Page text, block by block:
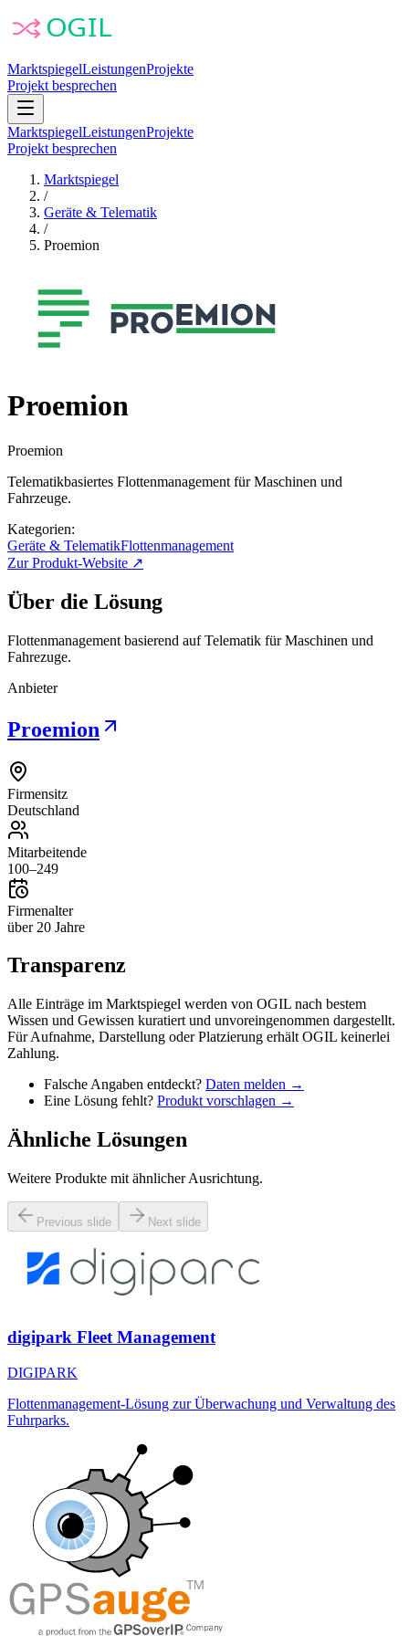
MarktspiegelLeistungenProjekte
Projekt besprechen
MarktspiegelLeistungenProjekte
Projekt besprechen
Marktspiegel
/
Geräte & Telematik
/
Proemion
Proemion
Proemion
Telematikbasiertes Flottenmanagement für Maschinen und
Fahrzeuge.
Kategorien:
Geräte & TelematikFlottenmanagement
Zur Produkt-Website ↗
Über die Lösung
Flottenmanagement basierend auf Telematik für Maschinen und
Fahrezuge.
Anbieter
Proemion
Firmensitz
Deutschland
Mitarbeitende
100–249
Firmenalter
über 20 Jahre
Transparenz
Alle Einträge im Marktspiegel werden von OGIL nach bestem
Wissen und Gewissen kuratiert und unvoreingenommen dargestellt.
Für Aufnahme, Darstellung oder Platzierung erhält OGIL keinerlei
Zahlung.
Falsche Angaben entdeckt? Daten melden →
Eine Lösung fehlt? Produkt vorschlagen →
Ähnliche Lösungen
Weitere Produkte mit ähnlicher Ausrichtung.
Previous slide Next slide
digipark Fleet Management
DIGIPARK
Flottenmanagement-Lösung zur Überwachung und Verwaltung des
Fuhrparks.